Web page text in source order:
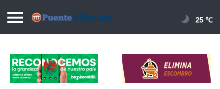
Puentelibre.mx
Local
Nacional
25 ℃